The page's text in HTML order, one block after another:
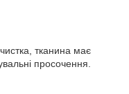
тканина має
просочення.